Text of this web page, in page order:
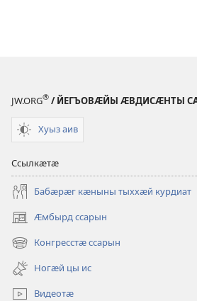
JW.ORG® / ЙЕГЪОВӔЙЫ ӔВДИСӔНТЫ
Хуыз аив
Ссылкӕтӕ
Бабӕрӕг кӕныны тыххӕй курдиат
Ӕмбырд ссарын
(opens
new
window)
Конгресстӕ ссарын
(opens
new
window)
Ногӕй цы ис
Видеотӕ